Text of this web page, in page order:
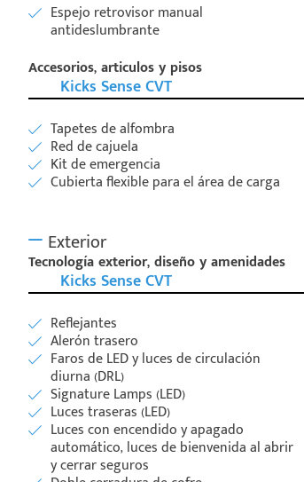
Espejo retrovisor manual
antideslumbrante
Accesorios, articulos y pisos
Kicks Sense CVT
Tapetes de alfombra
Red de cajuela
Kit de emergencia
Cubierta flexible para el área de carga
Exterior
Tecnología exterior, diseño y amenidades
Kicks Sense CVT
Reflejantes
Alerón trasero
Faros de LED y luces de circulación
diurna (DRL)
Signature Lamps (LED)
Luces traseras (LED)
Luces con encendido y apagado
automático, luces de bienvenida al abrir
y cerrar seguros